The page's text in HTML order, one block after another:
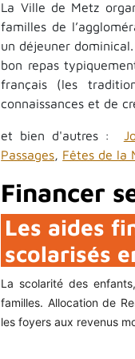
La Ville de Metz
familles de
un déjeuner
bon repas
français (les
connaissances et de
et bien d'autres :
Passages
Fêtes de la
Financer
Les aides
scolarisés
La scolarité des
familles. Allocation de
les foyers aux revenus